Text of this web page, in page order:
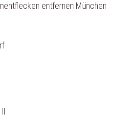
entfernen München